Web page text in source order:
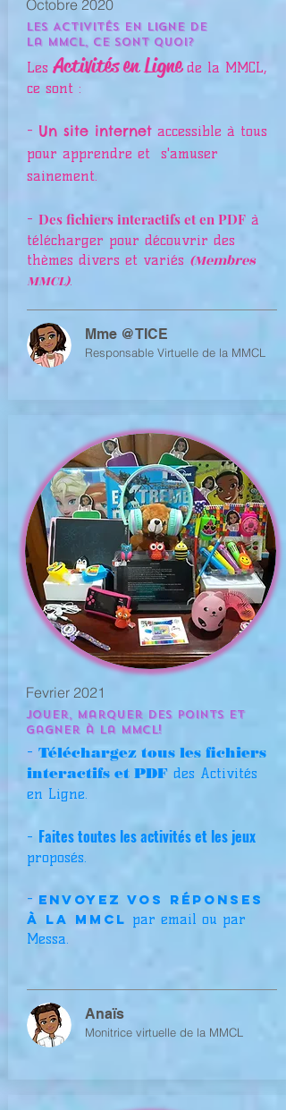
Octobre 2020
Les Activités en Ligne de
la MMCL, ce sont quoi?
LesActivités en Ligne de la MMCL,
ce sont :
- Un site internetaccessible à tous
pour apprendre et s'amuser
sainement.
- Des fichiers interactifs et en PDFà
télécharger pour découvrir des
thèmes divers et variés (Membres
MMCL).
Responsable Virtuelle de la MMCL
Mme @TICE
Fevrier 2021
Jouer, marquer des points et
gagner à la MMCL!
- Téléchargez tous les fichiers
interactifs et PDFdes Activités
en Ligne.
- Faites toutes les activités et les jeux
proposés.
- Envoyez vos réponses
à la MMCL par email ou par
Messa.
Monitrice virtuelle de la MMCL
Anaïs